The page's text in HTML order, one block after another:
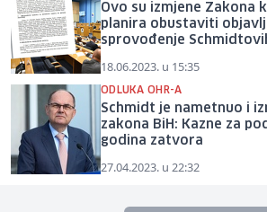
Ovo su izmjene Zakona
planira obustaviti
sprovođenje
18.06.2023. u 15:35
ODLUKA OHR-A
Schmidt je nametnuo i
zakona BiH: Kazne za
godina zatvora
27.04.2023. u 22:32